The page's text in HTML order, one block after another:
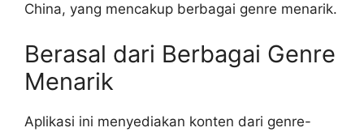
China, yang mencakup berbagai genre menarik.
Berasal dari Berbagai Genre
Menarik
Aplikasi ini menyediakan konten dari genre-